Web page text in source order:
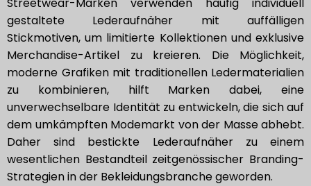
Streetwear-Marken verwenden häufig individuell
gestaltete Lederaufnäher mit auffälligen
Stickmotiven, um limitierte Kollektionen und exklusive
Merchandise-Artikel zu kreieren. Die Möglichkeit,
moderne Grafiken mit traditionellen Ledermaterialien
zu kombinieren, hilft Marken dabei, eine
unverwechselbare Identität zu entwickeln, die sich auf
dem umkämpften Modemarkt von der Masse abhebt.
Daher sind bestickte Lederaufnäher zu einem
wesentlichen Bestandteil zeitgenössischer Branding-
Strategien in der Bekleidungsbranche geworden.